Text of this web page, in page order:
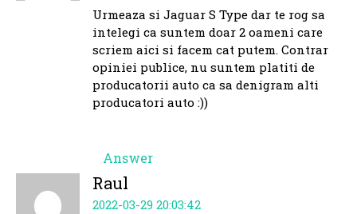
Urmeaza si Jaguar S Type dar te rog sa
intelegi ca suntem doar 2 oameni care
scriem aici si facem cat putem. Contrar
opiniei publice, nu suntem platiti de
producatorii auto ca sa denigram alti
producatori auto :))
Answer
Raul
2022-03-29 20:03:42